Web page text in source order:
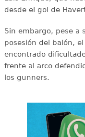
desde el gol de
Sin embargo, pese a
posesión del balón,
encontrado
frente al arco
los gunners.